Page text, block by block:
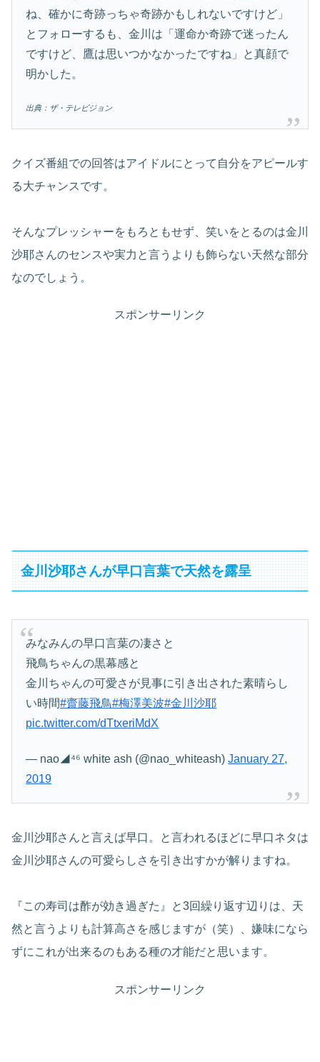
ね、確かに奇跡っちゃ奇跡かもしれないですけど」
とフォローするも、金川は「運命か奇跡で迷ったん
ですけど、鷹は思いつかなかったですね」と真顔で
明かした。
出典：ザ・テレビジョン
クイズ番組での回答はアイドルにとって自分をアピールす
る大チャンスです。
そんなプレッシャーをもろともせず、笑いをとるのは金川
沙耶さんのセンスや実力と言うよりも飾らない天然な部分
なのでしょう。
スポンサーリンク
金川沙耶さんが早口言葉で天然を露呈
みなみんの早口言葉の凄さと
飛鳥ちゃんの黒幕感と
金川ちゃんの可愛さが見事に引き出された素晴らし
い時間#齋藤飛鳥#梅澤美波#金川沙耶
pic.twitter.com/dTtxeriMdX
— nao◢⁴⁶ white ash (@nao_whiteash)January 27,
2019
金川沙耶さんと言えば早口。と言われるほどに早口ネタは
金川沙耶さんの可愛らしさを引き出すかが解りますね。
『この寿司は酢が効き過ぎた』と3回繰り返す辺りは、天
然と言うよりも計算高さを感じますが（笑）、嫌味になら
ずにこれが出来るのもある種の才能だと思います。
スポンサーリンク